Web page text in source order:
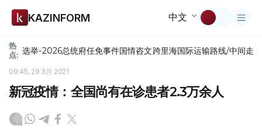
KAZINFORM 中文
热
点: 选举-2026总统府任免事件国情咨文跨里海国际运输路线/中间走廊
09:45, 29 3月 2021
新冠疫情：全国尚有在诊患者2.3万余人